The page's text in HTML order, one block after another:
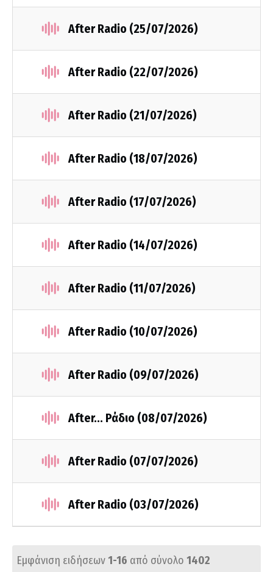
After Radio (25/07/2026)
After Radio (22/07/2026)
After Radio (21/07/2026)
After Radio (18/07/2026)
After Radio (17/07/2026)
After Radio (14/07/2026)
After Radio (11/07/2026)
After Radio (10/07/2026)
After Radio (09/07/2026)
After... Ράδιο (08/07/2026)
After Radio (07/07/2026)
After Radio (03/07/2026)
Εμφάνιση ειδήσεων1-16 από σύνολο 1402